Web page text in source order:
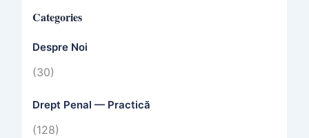
Categories
Despre Noi
(30)
Drept Penal — Practică
(128)